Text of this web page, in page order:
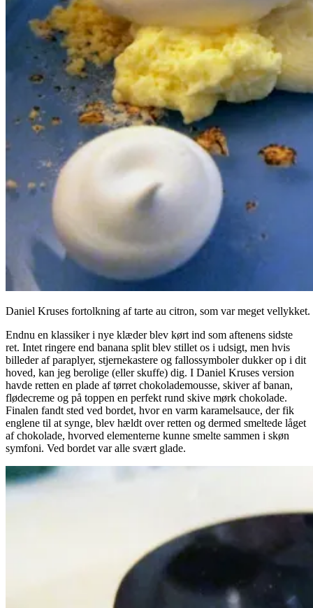
Daniel Kruses fortolkning af tarte au citron, som var meget vellykket.
Endnu en klassiker i nye klæder blev kørt ind som aftenens sidste
ret. Intet ringere end banana split blev stillet os i udsigt, men hvis
billeder af paraplyer, stjernekastere og fallossymboler dukker op i dit
hoved, kan jeg berolige (eller skuffe) dig. I Daniel Kruses version
havde retten en plade af tørret chokolademousse, skiver af banan,
flødecreme og på toppen en perfekt rund skive mørk chokolade.
Finalen fandt sted ved bordet, hvor en varm karamelsauce, der fik
englene til at synge, blev hældt over retten og dermed smeltede låget
af chokolade, hvorved elementerne kunne smelte sammen i skøn
symfoni. Ved bordet var alle svært glade.